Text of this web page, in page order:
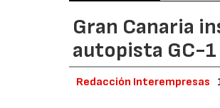
Gran Canaria
autopista GC-1
Redacción Interempresas